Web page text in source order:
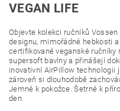
VEGAN LIFE
Objevte kolekci ručníků
designu, mimořádné hebkosti
certifikované veganské ručníky
supersoft bavlny a přinášejí
inovativní AirPillow technologii
zároveň si dlouhodobě
Jemné k pokožce. Šetrné k
den.